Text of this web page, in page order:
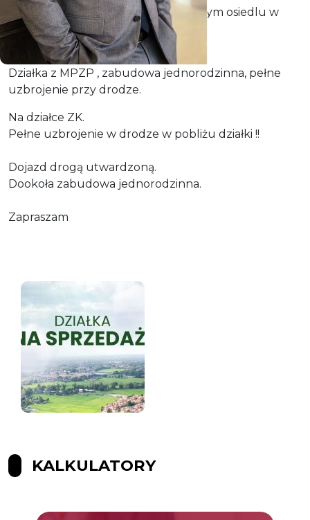
Okazyjnie sprzedam działkę na nowym osiedlu w
Grzędzicach.
Działka z MPZP , zabudowa jednorodzinna, pełne
uzbrojenie przy drodze.
Na działce ZK.
Pełne uzbrojenie w drodze w pobliżu działki !!
Dojazd drogą utwardzoną.
Dookoła zabudowa jednorodzinna.
Zapraszam
KALKULATORY